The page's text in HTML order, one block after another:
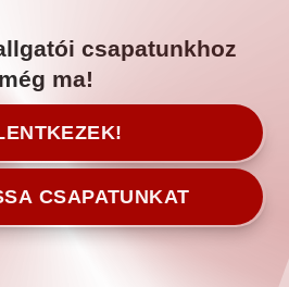
csapatunkhoz
még ma!
CSAPATUNKAT